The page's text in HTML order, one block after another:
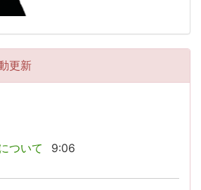
更新
ついて 9:06